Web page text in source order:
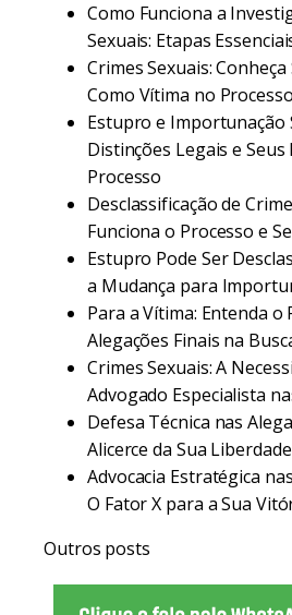
Como Funciona a
Sexuais: Etapas
Crimes Sexuais:
Como Vítima no
Estupro e Importunação
Distinções Legais e Seus
Processo
Desclassificação de
Funciona o Processo e
Estupro Pode Ser
a Mudança para
Para a Vítima: Entenda o
Alegações Finais na
Crimes Sexuais: A
Advogado Especialista
Defesa Técnica nas
Alicerce da Sua Liberdade
Advocacia Estratégica
O Fator X para a Sua
Outros posts